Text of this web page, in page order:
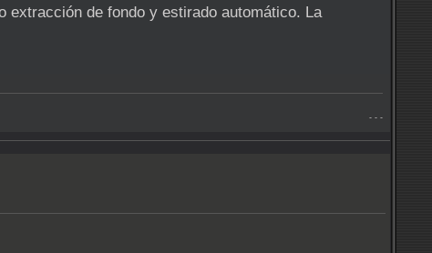
extracción de fondo y estirado automático. La
- - -